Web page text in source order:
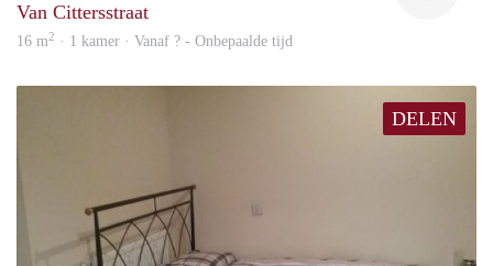
Van Cittersstraat
16 m2 · 1 kamer · Vanaf ? - Onbepaalde tijd
DELEN